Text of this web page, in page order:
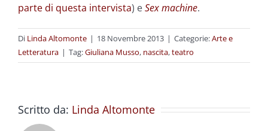
parte di questa intervista) eSex machine.
Di Linda Altomonte | 18 Novembre 2013 | Categorie:Arte e
Letteratura | Tag:Giuliana Musso, nascita,teatro
Scritto da: Linda Altomonte